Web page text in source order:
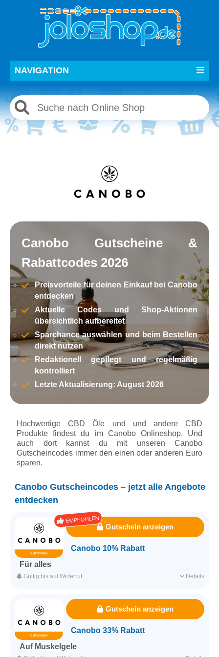
NAVIGATION
Canobo Gutscheine &
Rabattcodes 2026
Preisvorteile für deinen Einkauf bei Canobo
entdecken
Aktuelle Codes und Shop-Aktionen
übersichtlich aufbereitet
Sparchance auswählen und beim Bestellen
direkt nutzen
Redaktionell gepflegt und regelmäßig
kontrolliert
Letzte Aktualisierung: August 2026
Hochwertige CBD Öle und und andere CBD
Produkte findest du im Canobo Onlineshop. Und
auch dort kannst du mit unseren Canobo
Gutscheincodes immer den einen oder anderen Euro
sparen.
Canobo Gutscheincodes – jetzt alle Angebote
entdecken
EMPFOHLEN
GUTSCHEIN
Gutschein anzeigen
Canobo 10% Rabatt
Für alles
Gib den Code an der Kasse ein und erhalte 10% auf alle
Für alle Produkte
Ohne Mindestbestellwert
Erfasst am 24.04.2023
Details
Gültig bis auf Widerruf
GUTSCHEIN
Gutschein anzeigen
Canobo 33% Rabatt
Auf Muskelgele